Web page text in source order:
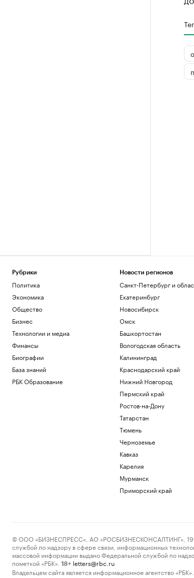
Рубрики
Политика
Экономика
Общество
Бизнес
Технологии и медиа
Финансы
Биографии
База знаний
РБК Образование
Новости регионов
Санкт-Петербург и
Екатеринбург
Новосибирск
Омск
Башкортостан
Вологодская область
Калининград
Краснодарский край
Нижний Новгород
Пермский край
Ростов-на-Дону
Татарстан
Тюмень
Черноземье
Кавказ
Карелия
Мурманск
Приморский край
© ООО «БИЗНЕСПРЕСС», АО «РОСБИЗНЕСКОНСАЛТИНГ»,
службой по надзору в сфере связи, информационных
массовой информации выдано Федеральной службой по
пометкой «РБК».
18+ letters@rbc.ru
Владельцем сайта является информационное агентство «РБК».